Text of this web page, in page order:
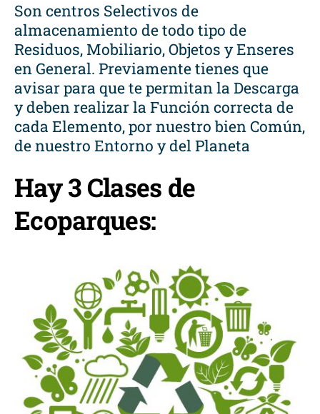
Son centros Selectivos de
almacenamiento de todo tipo de
Residuos, Mobiliario, Objetos y Enseres
en General. Previamente tienes que
avisar para que te permitan la Descarga
y deben realizar la Función correcta de
cada Elemento, por nuestro bien Común,
de nuestro Entorno y del Planeta
Hay 3 Clases de
Ecoparques: